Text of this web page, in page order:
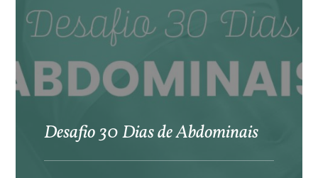
Desafio 30 Dias de Abdominais